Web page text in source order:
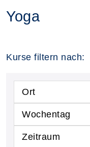
Yoga
Kurse filtern nach:
Ort
Wochentag
Zeitraum